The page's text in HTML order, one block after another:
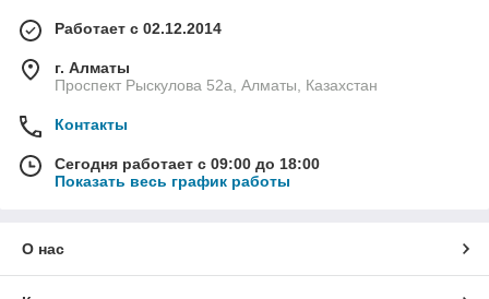
Работает с 02.12.2014
г. Алматы
Проспект Рыскулова 52а, Алматы, Казахстан
Контакты
Сегодня работает с 09:00 до 18:00
Показать весь график работы
О нас